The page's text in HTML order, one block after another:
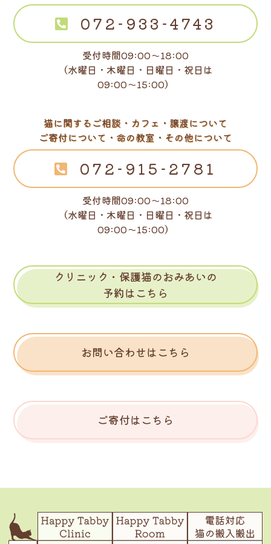
072-933-4743
受付時間09:00～18:00
（水曜日・木曜日・日曜日・祝日は
09:00～15:00）
猫に関するご相談・カフェ・譲渡について
ご寄付について・命の教室・その他について
072-915-2781
受付時間09:00～18:00
（水曜日・木曜日・日曜日・祝日は
09:00～15:00）
クリニック・保護猫のおみあいの
予約はこちら
お問い合わせはこちら
ご寄付はこちら